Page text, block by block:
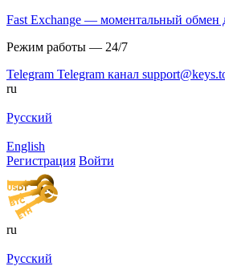
Fast Exchange — моментальный обмен
Режим работы — 24/7
Telegram Telegram канал
ru
Русский
English
Регистрация Войти
ru
Русский